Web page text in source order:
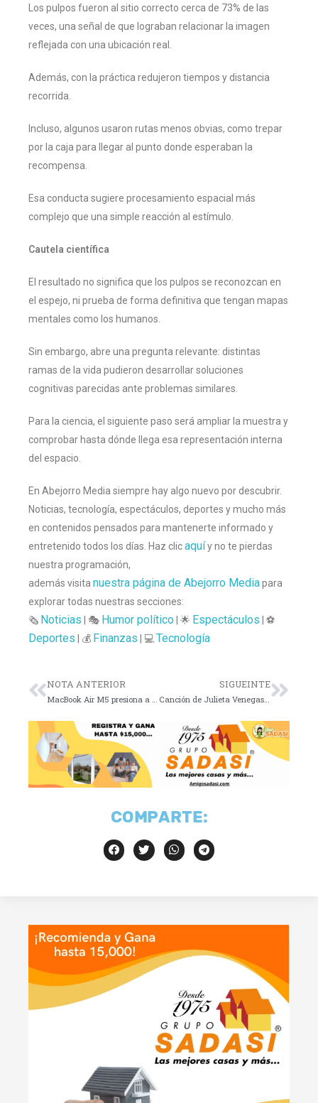
Los pulpos fueron al sitio correcto cerca de 73% de las
veces, una señal de que lograban relacionar la imagen
reflejada con una ubicación real.
Además, con la práctica redujeron tiempos y distancia
recorrida.
Incluso, algunos usaron rutas menos obvias, como trepar
por la caja para llegar al punto donde esperaban la
recompensa.
Esa conducta sugiere procesamiento espacial más
complejo que una simple reacción al estímulo.
Cautela científica
El resultado no significa que los pulpos se reconozcan en
el espejo, ni prueba de forma definitiva que tengan mapas
mentales como los humanos.
Sin embargo, abre una pregunta relevante: distintas
ramas de la vida pudieron desarrollar soluciones
cognitivas parecidas ante problemas similares.
Para la ciencia, el siguiente paso será ampliar la muestra y
comprobar hasta dónde llega esa representación interna
del espacio.
En Abejorro Media siempre hay algo nuevo por descubrir.
Noticias, tecnología, espectáculos, deportes y mucho más
en contenidos pensados para mantenerte informado y
entretenido todos los días. Haz clicaquíy no te pierdas
nuestra programación,
además visita nuestra página de Abejorro Mediapara
explorar todas nuestras secciones:
🗞️ Noticias | 🎭 Humor político| 🌟 Espectáculos | ⚽
Deportes | 💰 Finanzas | 💻 Tecnología
NOTA ANTERIOR SIGUEINTE
Canción de Julieta Venegas divide al Mundial
COMPARTE: